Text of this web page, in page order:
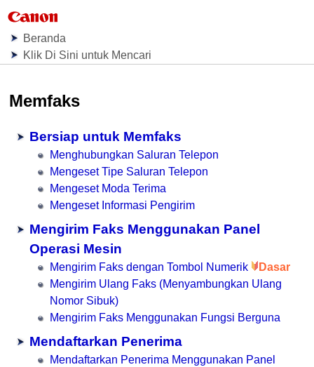
Beranda
Klik Di Sini untuk Mencari
Memfaks
Bersiap untuk Memfaks
Menghubungkan Saluran Telepon
Mengeset Tipe Saluran Telepon
Mengeset Moda Terima
Mengeset Informasi Pengirim
Mengirim Faks Menggunakan Panel
Operasi Mesin
Mengirim Faks dengan Tombol Numerik
Dasar
Mengirim Ulang Faks (Menyambungkan Ulang
Nomor Sibuk)
Mengirim Faks Menggunakan Fungsi Berguna
Mendaftarkan Penerima
Mendaftarkan Penerima Menggunakan Panel